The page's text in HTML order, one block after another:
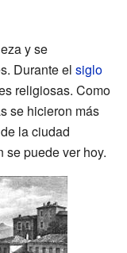
y se
Durante el siglo
religiosas. Como
se hicieron más
la ciudad
se puede ver hoy.